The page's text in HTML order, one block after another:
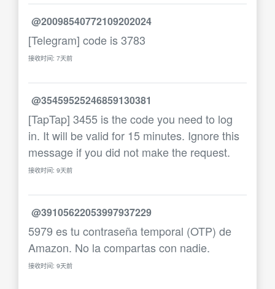
@20098540772109202024
[Telegram] code is 3783
接收时间: 7天前
@35459525246859130381
[TapTap] 3455 is the code you need to log
in. It will be valid for 15 minutes. Ignore this
message if you did not make the request.
接收时间: 9天前
@39105622053997937229
5979 es tu contraseña temporal (OTP) de
Amazon. No la compartas con nadie.
接收时间: 9天前